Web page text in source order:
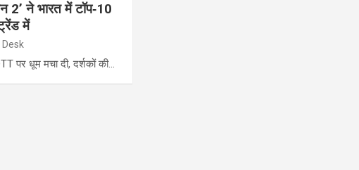
2’ ने भारत में टॉप‑10
में
पर धूम मचा दी, दर्शकों की…